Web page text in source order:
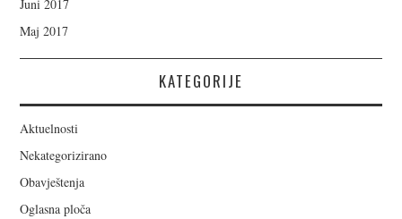
Juni 2017
Maj 2017
KATEGORIJE
Aktuelnosti
Nekategorizirano
Obavještenja
Oglasna ploča